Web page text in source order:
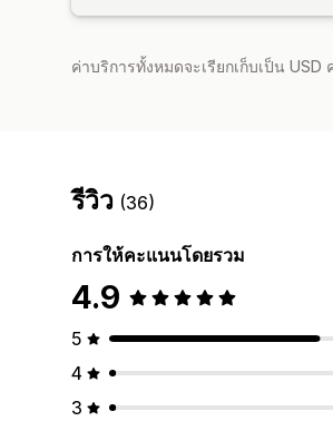
ค่าบริการทั้งหมดจะเรียกเก็บเป็น
รีวิว (36)
การให้คะแนนโดยรวม
4.9
5
4
3